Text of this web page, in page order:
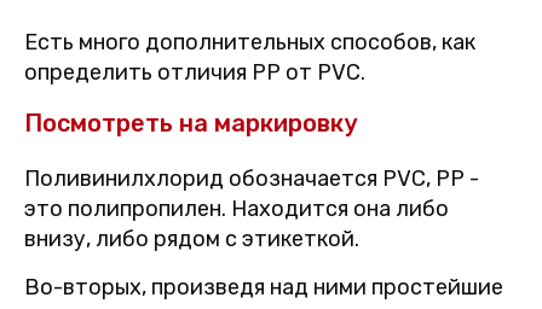
Есть много дополнительных способов, как
определить отличия PP от PVC.
Посмотреть на маркировку
Поливинилхлорид обозначается PVC, PP -
это полипропилен. Находится она либо
внизу, либо рядом с этикеткой.
Во-вторых, произведя над ними простейшие